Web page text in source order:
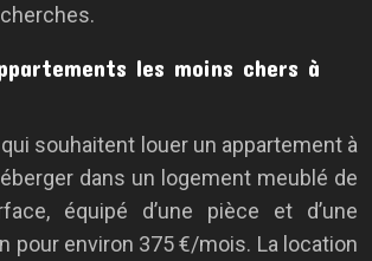
les moins chers à
souhaitent louer un appartement à
dans un logement meublé de
équipé d’une pièce et d’une
pour environ 375 €/mois. La location